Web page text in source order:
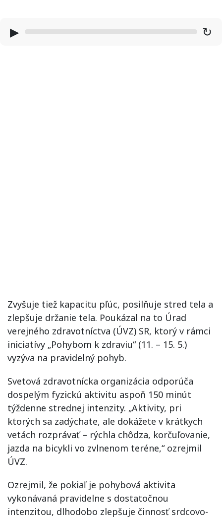
▶ ↻
Zvyšuje tiež kapacitu pľúc, posilňuje stred tela a
zlepšuje držanie tela. Poukázal na to Úrad
verejného zdravotníctva (ÚVZ) SR, ktorý v rámci
iniciatívy „Pohybom k zdraviu“ (11. – 15. 5.)
vyzýva na pravidelný pohyb.
Svetová zdravotnícka organizácia odporúča
dospelým fyzickú aktivitu aspoň 150 minút
týždenne strednej intenzity. „Aktivity, pri
ktorých sa zadýchate, ale dokážete v krátkych
vetách rozprávať – rýchla chôdza, korčuľovanie,
jazda na bicykli vo zvlnenom teréne,“ ozrejmil
ÚVZ.
Ozrejmil, že pokiaľ je pohybová aktivita
vykonávaná pravidelne s dostatočnou
intenzitou, dlhodobo zlepšuje činnosť srdcovo-